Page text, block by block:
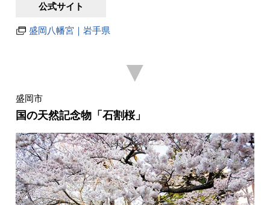
公式サイト
盛岡八幡宮｜岩手県
▼
盛岡市
国の天然記念物「石割桜」